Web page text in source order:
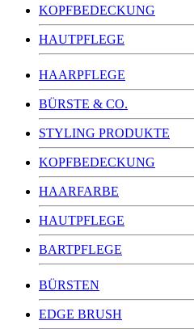
KOPFBEDECKUNG
HAUTPFLEGE
HAARPFLEGE
BÜRSTE & CO.
STYLING PRODUKTE
KOPFBEDECKUNG
HAARFARBE
HAUTPFLEGE
BARTPFLEGE
BÜRSTEN
EDGE BRUSH